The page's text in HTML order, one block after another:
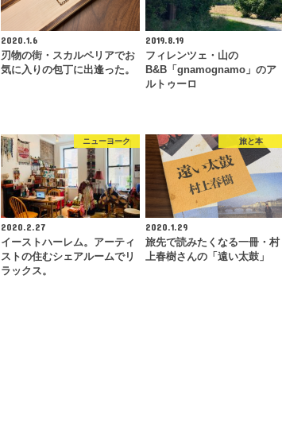
2020.1.6
刃物の街・スカルペリアでお
気に入りの包丁に出逢った。
2019.8.19
フィレンツェ・山の
B&B「gnamognamo」のア
ルトゥーロ
ニューヨーク
2020.2.27
イーストハーレム。アーティ
ストの住むシェアルームでリ
ラックス。
旅と本
2020.1.29
旅先で読みたくなる一冊・村
上春樹さんの「遠い太鼓」